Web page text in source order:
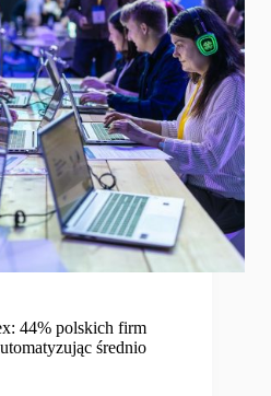
44% polskich firm
średnio